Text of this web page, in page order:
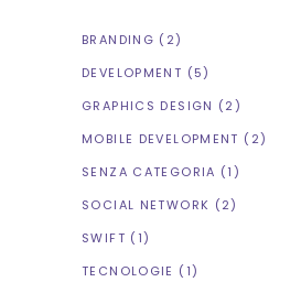
BRANDING (2)
DEVELOPMENT (5)
GRAPHICS DESIGN (2)
MOBILE DEVELOPMENT (2)
SENZA CATEGORIA (1)
SOCIAL NETWORK (2)
SWIFT (1)
TECNOLOGIE (1)